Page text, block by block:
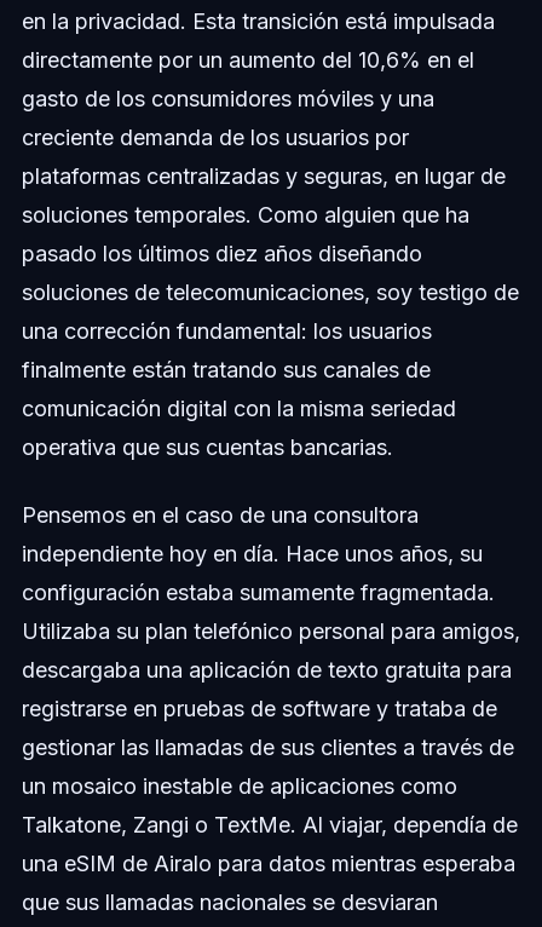
en la privacidad. Esta transición está impulsada
directamente por un aumento del 10,6% en el
gasto de los consumidores móviles y una
creciente demanda de los usuarios por
plataformas centralizadas y seguras, en lugar de
soluciones temporales. Como alguien que ha
pasado los últimos diez años diseñando
soluciones de telecomunicaciones, soy testigo de
una corrección fundamental: los usuarios
finalmente están tratando sus canales de
comunicación digital con la misma seriedad
operativa que sus cuentas bancarias.
Pensemos en el caso de una consultora
independiente hoy en día. Hace unos años, su
configuración estaba sumamente fragmentada.
Utilizaba su plan telefónico personal para amigos,
descargaba una aplicación de texto gratuita para
registrarse en pruebas de software y trataba de
gestionar las llamadas de sus clientes a través de
un mosaico inestable de aplicaciones como
Talkatone, Zangi o TextMe. Al viajar, dependía de
una eSIM de Airalo para datos mientras esperaba
que sus llamadas nacionales se desviaran